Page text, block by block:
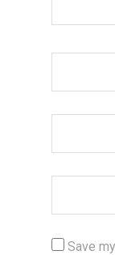
Save